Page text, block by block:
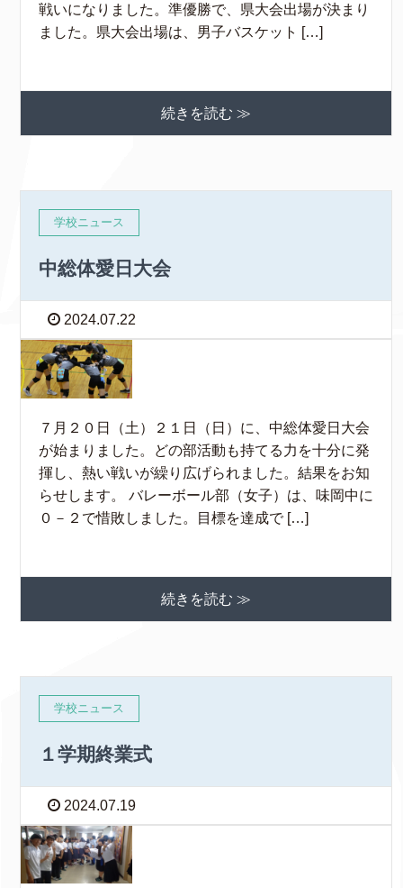
戦いになりました。準優勝で、県大会出場が決まり
ました。県大会出場は、男子バスケット […]
続きを読む ≫
学校ニュース
中総体愛日大会
2024.07.22
７月２０日（土）２１日（日）に、中総体愛日大会
が始まりました。どの部活動も持てる力を十分に発
揮し、熱い戦いが繰り広げられました。結果をお知
らせします。 バレーボール部（女子）は、味岡中に
０－２で惜敗しました。目標を達成で […]
続きを読む ≫
学校ニュース
１学期終業式
2024.07.19